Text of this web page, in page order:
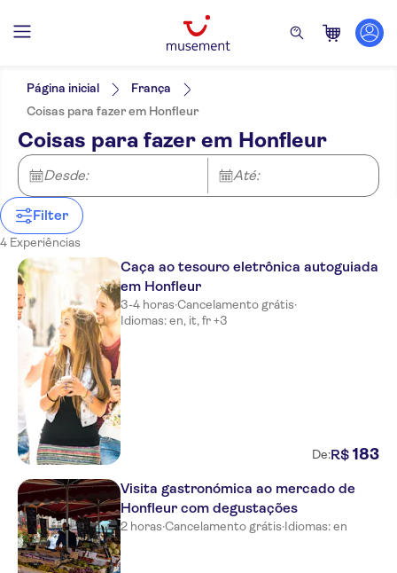
Filtros
R$ Máx.
Opções de ingressos
Cancelamento gratuito
Confirmação instantânea
Tour guiado
Grupo pequeno
Subject expert guide
Local touch
Tour privado
Categorias
Monumentos
Atividades
Excursões e passeios de um dia
Turismo e tradições
Inglês
Alemão
Espanhol
Italiano
Página inicial
França
Coisas para fazer em Honfleur
Coisas para fazer em Honfleur
Desde: Até:
Filter
4 Experiências
Caça ao tesouro eletrônica autoguiada
em Honfleur
3-4 horas·Cancelamento grátis·
Idiomas: en, it, fr +3
De:R$ 183
Visita gastronómica ao mercado de
Honfleur com degustações
2 horas·Cancelamento grátis·Idiomas: en